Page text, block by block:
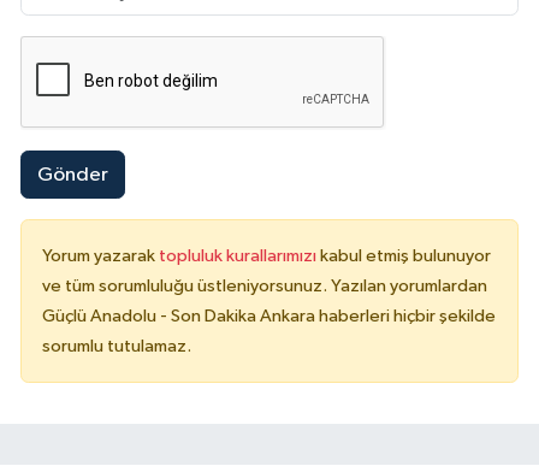
Gönder
Yorum yazarak topluluk kurallarımızı kabul etmiş bulunuyor
ve tüm sorumluluğu üstleniyorsunuz. Yazılan yorumlardan
Güçlü Anadolu - Son Dakika Ankara haberleri hiçbir şekilde
sorumlu tutulamaz.